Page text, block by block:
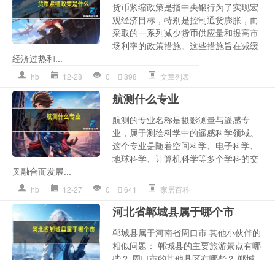
货币紧缩政策是指中央银行为了实现宏
观经济目标，特别是控制通货膨胀，而
采取的一系列减少货币供应量和提高市
场利率的政策措施。这些措施旨在减缓
经济过热和...
hb 12-28 0 898 文章列表
航测什么专业
航测的专业名称是摄影测量与遥感专
业，属于测绘科学中的遥感科学领域。
这个专业是随着空间科学、电子科学、
地球科学、计算机科学等多个学科的交
叉融合而发展...
hb 12-27 0 641 家居百科
河北省郸城县属于哪个市
郸城县属于河南省周口市 其他小伙伴的
相似问题： 郸城县的主要旅游景点有哪